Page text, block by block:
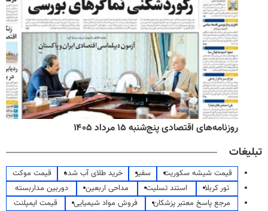
روزنامه‌های اقتصادی پنج‌شنبه ۱۵ مرداد ۱۴۰۵
تبلیغات
قیمت شیشه سکوریت سفیر خرید طلای آب شده
قیمت موکت
تور کربلا
استند تسلیت مداحی اربعین
دوربین مداربسته
مرجع پاسخ معتبر پزشکان
فروش مواد شیمیایی
قیمت ایمپلنت